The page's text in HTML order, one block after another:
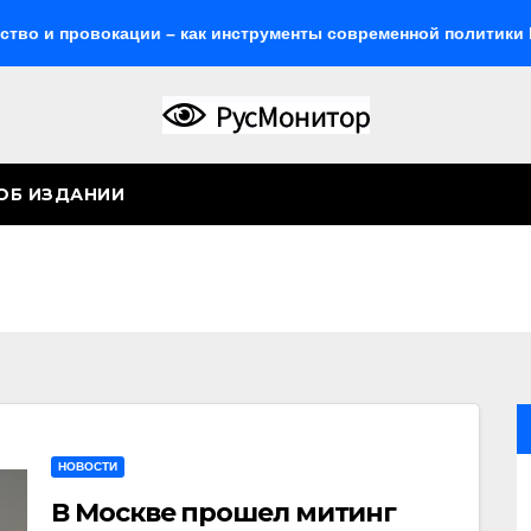
и провокации – как инструменты современной политики
ИЗДАНИИ
НОВОСТИ
В Москве прошел митинг